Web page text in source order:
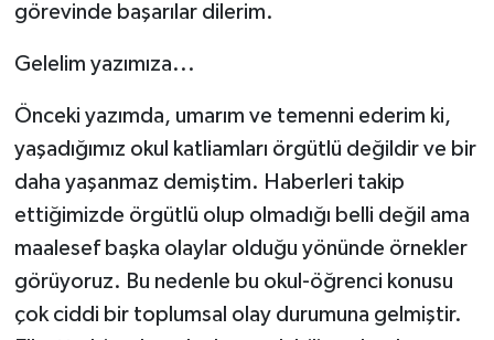
görevinde başarılar dilerim.
Gelelim yazımıza...
Önceki yazımda, umarım ve temenni ederim ki,
yaşadığımız okul katliamları örgütlü değildir ve bir
daha yaşanmaz demiştim. Haberleri takip
ettiğimizde örgütlü olup olmadığı belli değil ama
maalesef başka olaylar olduğu yönünde örnekler
görüyoruz. Bu nedenle bu okul-öğrenci konusu
çok ciddi bir toplumsal olay durumuna gelmiştir.